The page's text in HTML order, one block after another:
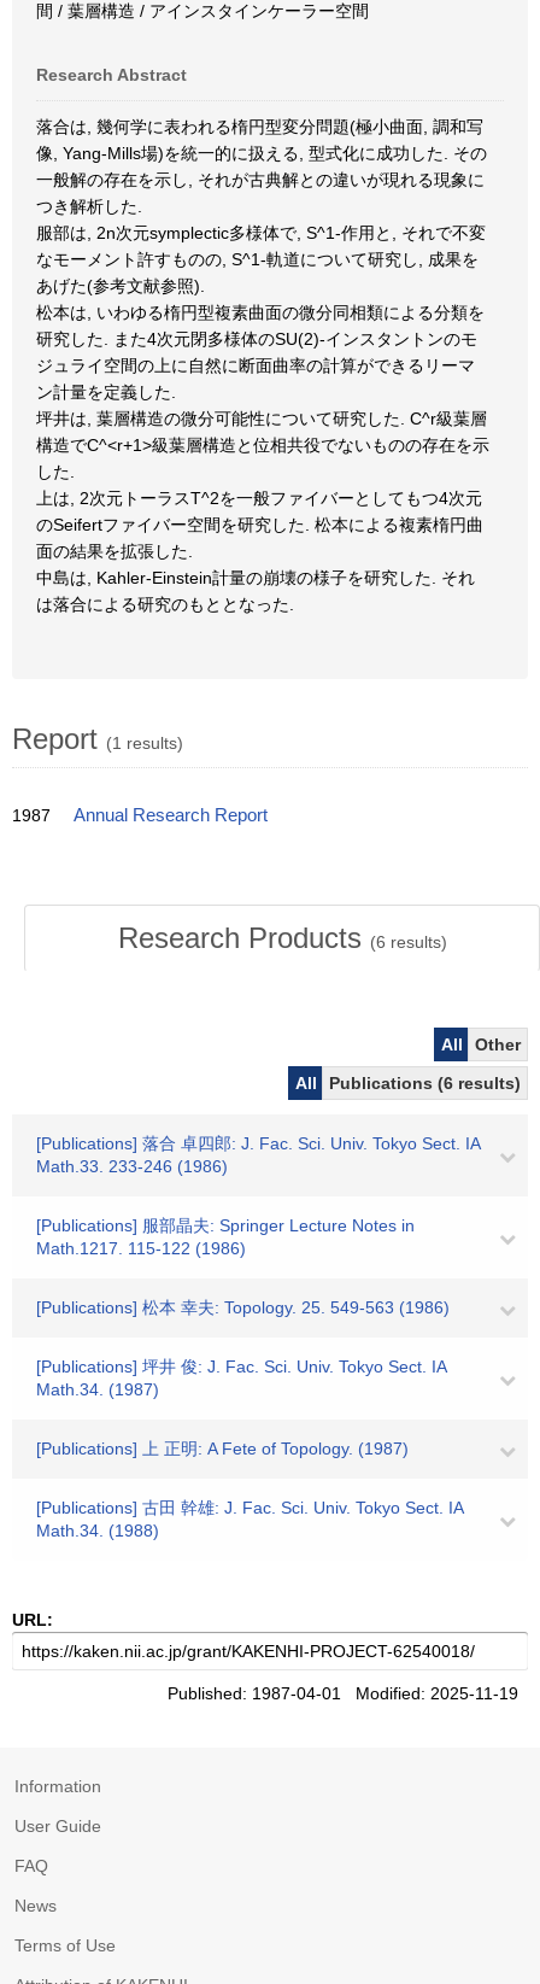
間 / 葉層構造 / アインスタインケーラー空間
Research Abstract
落合は, 幾何学に表われる楕円型変分問題(極小曲面, 調和写
像, Yang-Mills場)を統一的に扱える, 型式化に成功した. その
一般解の存在を示し, それが古典解との違いが現れる現象に
つき解析した.
服部は, 2n次元symplectic多様体で, S^1-作用と, それで不変
なモーメント許すものの, S^1-軌道について研究し, 成果を
あげた(参考文献参照).
松本は, いわゆる楕円型複素曲面の微分同相類による分類を
研究した. また4次元閉多様体のSU(2)-インスタントンのモ
ジュライ空間の上に自然に断面曲率の計算ができるリーマ
ン計量を定義した.
坪井は, 葉層構造の微分可能性について研究した. C^r級葉層
構造でC^<r+1>級葉層構造と位相共役でないものの存在を示
した.
上は, 2次元トーラスT^2を一般ファイバーとしてもつ4次元
のSeifertファイバー空間を研究した. 松本による複素楕円曲
面の結果を拡張した.
中島は, Kahler-Einstein計量の崩壊の様子を研究した. それ
は落合による研究のもととなった.
Report (1 results)
1987 Annual Research Report
Research Products (6 results)
All
Other
All
Publications (6 results)
[Publications] 落合 卓四郎: J. Fac. Sci. Univ. Tokyo Sect. IA
Math.33. 233-246 (1986)
[Publications] 服部晶夫: Springer Lecture Notes in
Math.1217. 115-122 (1986)
[Publications] 松本 幸夫: Topology. 25. 549-563 (1986)
[Publications] 坪井 俊: J. Fac. Sci. Univ. Tokyo Sect. IA
Math.34. (1987)
[Publications] 上 正明: A Fete of Topology. (1987)
[Publications] 古田 幹雄: J. Fac. Sci. Univ. Tokyo Sect. IA
Math.34. (1988)
URL:
Published: 1987-04-01 Modified: 2025-11-19
Information
User Guide
FAQ
News
Terms of Use